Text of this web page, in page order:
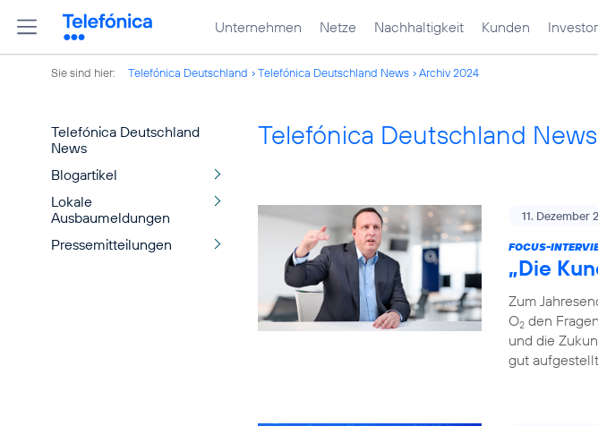
Unternehmen Netze Nachhaltigkeit Kunden
Sie sind hier: Telefónica Deutschland Telefónica Deutschland News Archiv 2024
Telefónica Deutschland
News
Blogartikel
Lokale
Ausbaumeldungen
Pressemitteilungen
Telefónica Deutschland
11. Dezember
FOCUS-
„Die
Zum
O2 den
und die
gut